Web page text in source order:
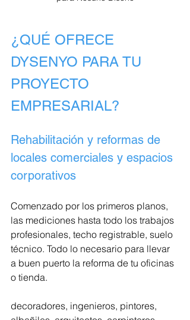
¿QUÉ OFRECE
DYSENYO PARA TU
PROYECTO
EMPRESARIAL?
Rehabilitación y reformas de
locales comerciales y espacios
corporativos
Comenzado por los primeros planos,
las mediciones hasta todo los trabajos
profesionales, techo registrable, suelo
técnico. Todo lo necesario para llevar
a buen puerto la reforma de tu oficinas
o tienda.
decoradores, ingenieros, pintores,